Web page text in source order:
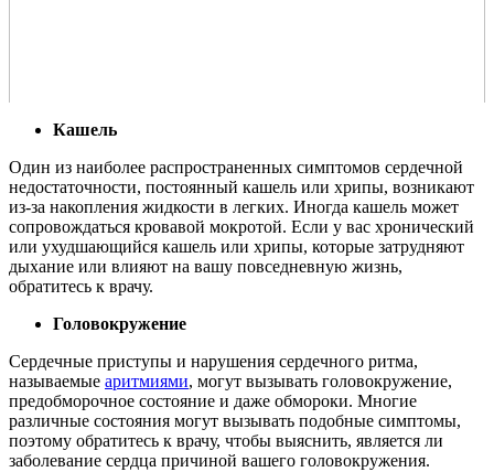
Кашель
Один из наиболее распространенных симптомов сердечной
недостаточности, постоянный кашель или хрипы, возникают
из-за накопления жидкости в легких. Иногда кашель может
сопровождаться кровавой мокротой. Если у вас хронический
или ухудшающийся кашель или хрипы, которые затрудняют
дыхание или влияют на вашу повседневную жизнь,
обратитесь к врачу.
Головокружение
Сердечные приступы и нарушения сердечного ритма,
называемые аритмиями, могут вызывать головокружение,
предобморочное состояние и даже обмороки. Многие
различные состояния могут вызывать подобные симптомы,
поэтому обратитесь к врачу, чтобы выяснить, является ли
заболевание сердца причиной вашего головокружения.